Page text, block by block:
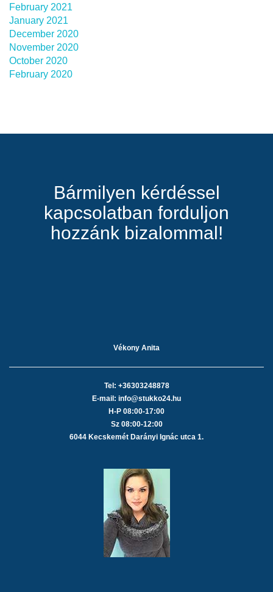
February 2021
January 2021
December 2020
November 2020
October 2020
February 2020
Bármilyen kérdéssel
kapcsolatban forduljon
hozzánk bizalommal!
Vékony Anita
Tel: +36303248878
E-mail: info@stukko24.hu
H-P 08:00-17:00
Sz 08:00-12:00
6044 Kecskemét Darányi Ignác utca 1.